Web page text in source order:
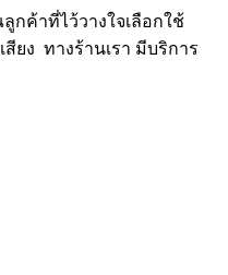
กค้าที่ไว้วางใจเลือกใช้
ยง ทางร้านเรา มีบริการ